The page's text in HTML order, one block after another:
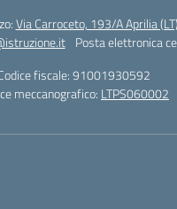
Via Carroceto, 193/A Aprilia (LT)
Posta elettronica
fiscale: 91001930592
meccanografico: LTPS060002